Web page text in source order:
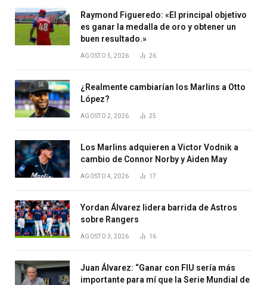
Raymond Figueredo: «El principal objetivo
es ganar la medalla de oro y obtener un
buen resultado.»
AGOSTO 5, 2026 26
¿Realmente cambiarían los Marlins a Otto
López?
AGOSTO 2, 2026 25
Los Marlins adquieren a Victor Vodnik a
cambio de Connor Norby y Aiden May
AGOSTO 4, 2026 17
Yordan Álvarez lidera barrida de Astros
sobre Rangers
AGOSTO 3, 2026 16
Juan Álvarez: “Ganar con FIU sería más
importante para mí que la Serie Mundial de